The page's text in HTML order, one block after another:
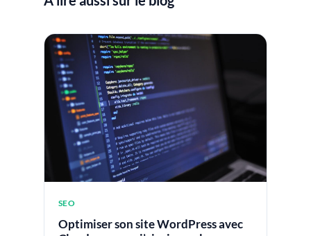
SEO
Optimiser son site WordPress avec